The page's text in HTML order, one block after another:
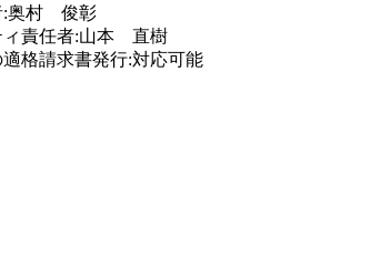
:奥村 俊彰
ィ責任者:山本 直樹
格請求書発行:対応可能